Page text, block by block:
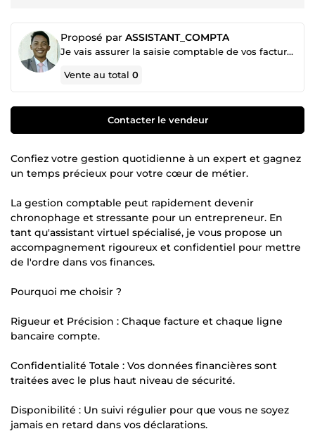
Proposé par ASSISTANT_COMPTA
Je vais assurer la saisie comptable de vos factures sur votre logiciel
Vente au total0
Contacter le vendeur
Confiez votre gestion quotidienne à un expert et gagnez
un temps précieux pour votre cœur de métier.
La gestion comptable peut rapidement devenir
chronophage et stressante pour un entrepreneur. En
tant qu'assistant virtuel spécialisé, je vous propose un
accompagnement rigoureux et confidentiel pour mettre
de l'ordre dans vos finances.
Pourquoi me choisir ?
Rigueur et Précision : Chaque facture et chaque ligne
bancaire compte.
Confidentialité Totale : Vos données financières sont
traitées avec le plus haut niveau de sécurité.
Disponibilité : Un suivi régulier pour que vous ne soyez
jamais en retard dans vos déclarations.